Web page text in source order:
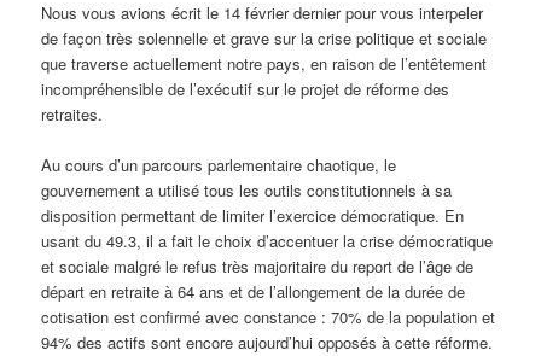
Nous vous avions écrit le 14 février dernier pour vous interpeler
de façon très solennelle et grave sur la crise politique et sociale
que traverse actuellement notre pays, en raison de l’entêtement
incompréhensible de l’exécutif sur le projet de réforme des
retraites.
Au cours d’un parcours parlementaire chaotique, le
gouvernement a utilisé tous les outils constitutionnels à sa
disposition permettant de limiter l’exercice démocratique. En
usant du 49.3, il a fait le choix d’accentuer la crise démocratique
et sociale malgré le refus très majoritaire du report de l’âge de
départ en retraite à 64 ans et de l’allongement de la durée de
cotisation est confirmé avec constance : 70% de la population et
94% des actifs sont encore aujourd’hui opposés à cette réforme.